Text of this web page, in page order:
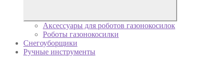
Аксессуары для роботов газонокосилок
Роботы газонокосилки
Снегоуборщики
Ручные инструменты